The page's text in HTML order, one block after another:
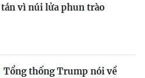
tán vì núi lửa phun trào
Tổng thống Trump nói về